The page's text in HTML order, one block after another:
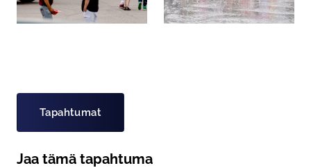
Tapahtumat
Jaa tämä tapahtuma